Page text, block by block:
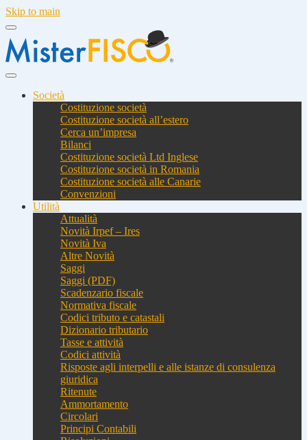
Skip to main
Società
Costituzione società
Costituzione società all’estero
Cerca un’impresa
Bilanci
Costituzione società Ltd Inglese
Costituzione società in Romania
Costituzione società alle Canarie
Convenzioni
Utilità
Attualità
Novità Irpef – Ires
Novità Iva
Altre Novità
Saggi
Saggi (PDF)
Scadenzario fiscale
Normativa fiscale
Codici tributo e catastali
Dizionario tributario
Tasse e attività
Codici attività
Risposte agli interpelli e alle istanze di consulenza
giuridica
Ritenute
Ammortamento
Circolari
Principi Contabili